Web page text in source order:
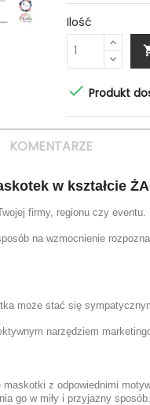
Ilość
 Produkt
KOMENTARZE
w kształcie
firmy, regionu czy eventu.
na wzmocnienie
może stać się
narzędziem
z odpowiednimi
go w miły i przyjazny sposób.